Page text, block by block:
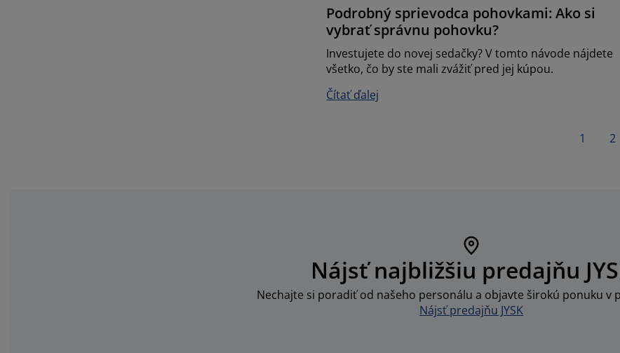
Podrobný sprievodca pohovkami: Ako si
vybrať správnu pohovku?
Investujete do novej sedačky? V tomto návode nájdete
všetko, čo by ste mali zvážiť pred jej kúpou.
Čítať ďalej
1 2
Nájsť najbližšiu predajňu
Nechajte si poradiť od našeho personálu a objavte širokú ponuku v
Nájsť predajňu JYSK